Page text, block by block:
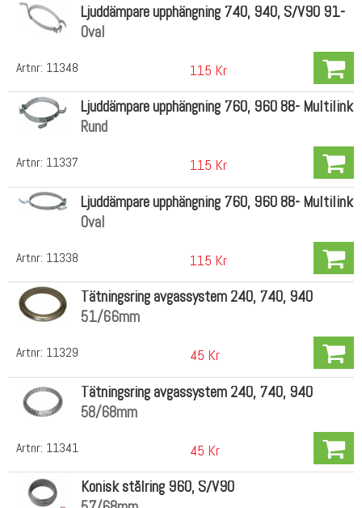
Artnr: 11348
Ljuddämpare upphängning 740, 940, S/V90 91-
Oval
115 Kr
Artnr: 11337
Ljuddämpare upphängning 760, 960 88- Multilink
Rund
115 Kr
Artnr: 11338
Ljuddämpare upphängning 760, 960 88- Multilink
Oval
115 Kr
Artnr: 11329
Tätningsring avgassystem 240, 740, 940
51/66mm
45 Kr
Artnr: 11341
Tätningsring avgassystem 240, 740, 940
58/68mm
45 Kr
Konisk stålring 960, S/V90